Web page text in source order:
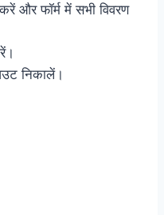
और फॉर्म में सभी विवरण
निकालें।